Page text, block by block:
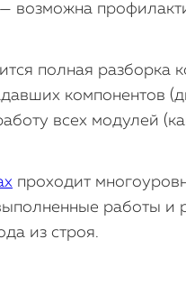
полная разборка
компонентов
всех модулей
проходит
работы и
из строя.